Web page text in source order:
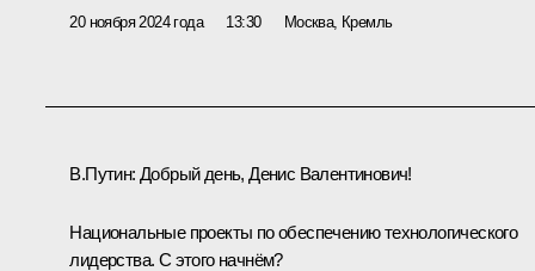
20 ноября 2024 года 13:30 Москва, Кремль
В.Путин: Добрый день, Денис Валентинович!
Национальные проекты по обеспечению технологического
лидерства. С этого начнём?